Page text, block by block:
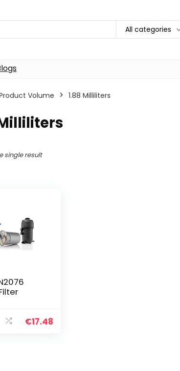
All categories
Volume 1.88 Milliliters
single result
€17.48